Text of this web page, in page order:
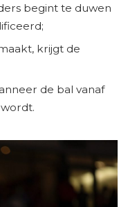
begint te duwen
krijgt de
de bal vanaf